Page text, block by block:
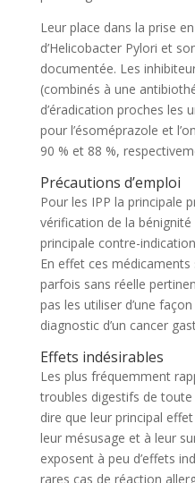
Leur place dans la prise
d’Helicobacter Pylori et
documentée. Les
(combinés à une
d’éradication proches les
pour l’ésoméprazole et
90 % et 88 %,
Précautions d’emploi
Pour les IPP la principale
vérification de la
principale contre-
En effet ces
parfois sans réelle
pas les utiliser d’une
diagnostic d’un cancer
Effets indésirables
Les plus fréquemment
troubles digestifs de
dire que leur principal
leur mésusage et à leur
exposent à peu d’effets
rares cas de réaction